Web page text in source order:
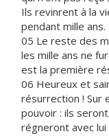
Ils revinrent à la
pendant mille ans.
05 Le reste des
les mille ans ne
est la première
06 Heureux et
résurrection ! Sur
pouvoir : ils
régneront avec lui